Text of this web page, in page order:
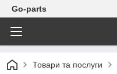
Go-parts
Товари та послуги